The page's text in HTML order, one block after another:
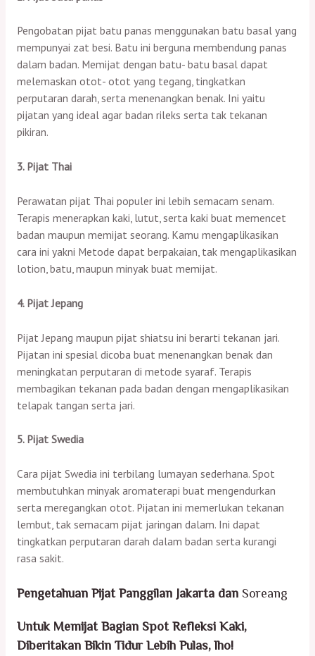
Pengobatan pijat batu panas menggunakan batu basal yang
mempunyai zat besi. Batu ini berguna membendung panas
dalam badan. Memijat dengan batu- batu basal dapat
melemaskan otot- otot yang tegang, tingkatkan
perputaran darah, serta menenangkan benak. Ini yaitu
pijatan yang ideal agar badan rileks serta tak tekanan
pikiran.
3. Pijat Thai
Perawatan pijat Thai populer ini lebih semacam senam.
Terapis menerapkan kaki, lutut, serta kaki buat memencet
badan maupun memijat seorang. Kamu mengaplikasikan
cara ini yakni Metode dapat berpakaian, tak mengaplikasikan
lotion, batu, maupun minyak buat memijat.
4. Pijat Jepang
Pijat Jepang maupun pijat shiatsu ini berarti tekanan jari.
Pijatan ini spesial dicoba buat menenangkan benak dan
meningkatan perputaran di metode syaraf. Terapis
membagikan tekanan pada badan dengan mengaplikasikan
telapak tangan serta jari.
5. Pijat Swedia
Cara pijat Swedia ini terbilang lumayan sederhana. Spot
membutuhkan minyak aromaterapi buat mengendurkan
serta meregangkan otot. Pijatan ini memerlukan tekanan
lembut, tak semacam pijat jaringan dalam. Ini dapat
tingkatkan perputaran darah dalam badan serta kurangi
rasa sakit.
Pengetahuan Pijat Panggilan Jakarta dan Soreang
Untuk Memijat Bagian Spot Refleksi Kaki,
Diberitakan Bikin Tidur Lebih Pulas, lho!